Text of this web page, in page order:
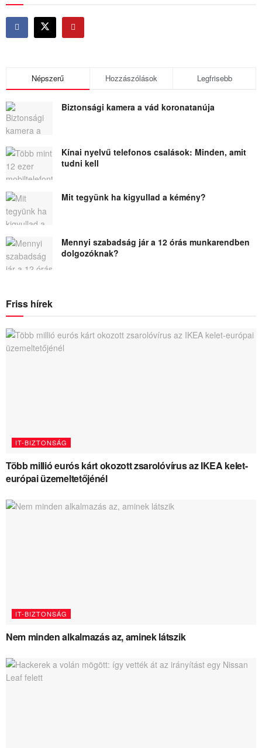
Népszerű Hozzászólások Legfrisebb
Biztonsági kamera a vád koronatanúja
Kínai nyelvű telefonos csalások: Minden, amit
tudni kell
Mit tegyünk ha kigyullad a kémény?
Mennyi szabadság jár a 12 órás munkarendben
dolgozóknak?
Friss hírek
IT-BIZTONSÁG
Több millió eurós kárt okozott zsarolóvírus az IKEA kelet-
európai üzemeltetőjénél
IT-BIZTONSÁG
Nem minden alkalmazás az, aminek látszik